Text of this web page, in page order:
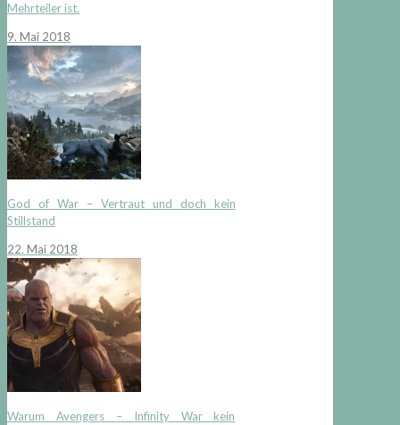
Mehrteiler ist.
9. Mai 2018
God of War – Vertraut und doch kein
Stillstand
22. Mai 2018
Warum Avengers – Infinity War kein